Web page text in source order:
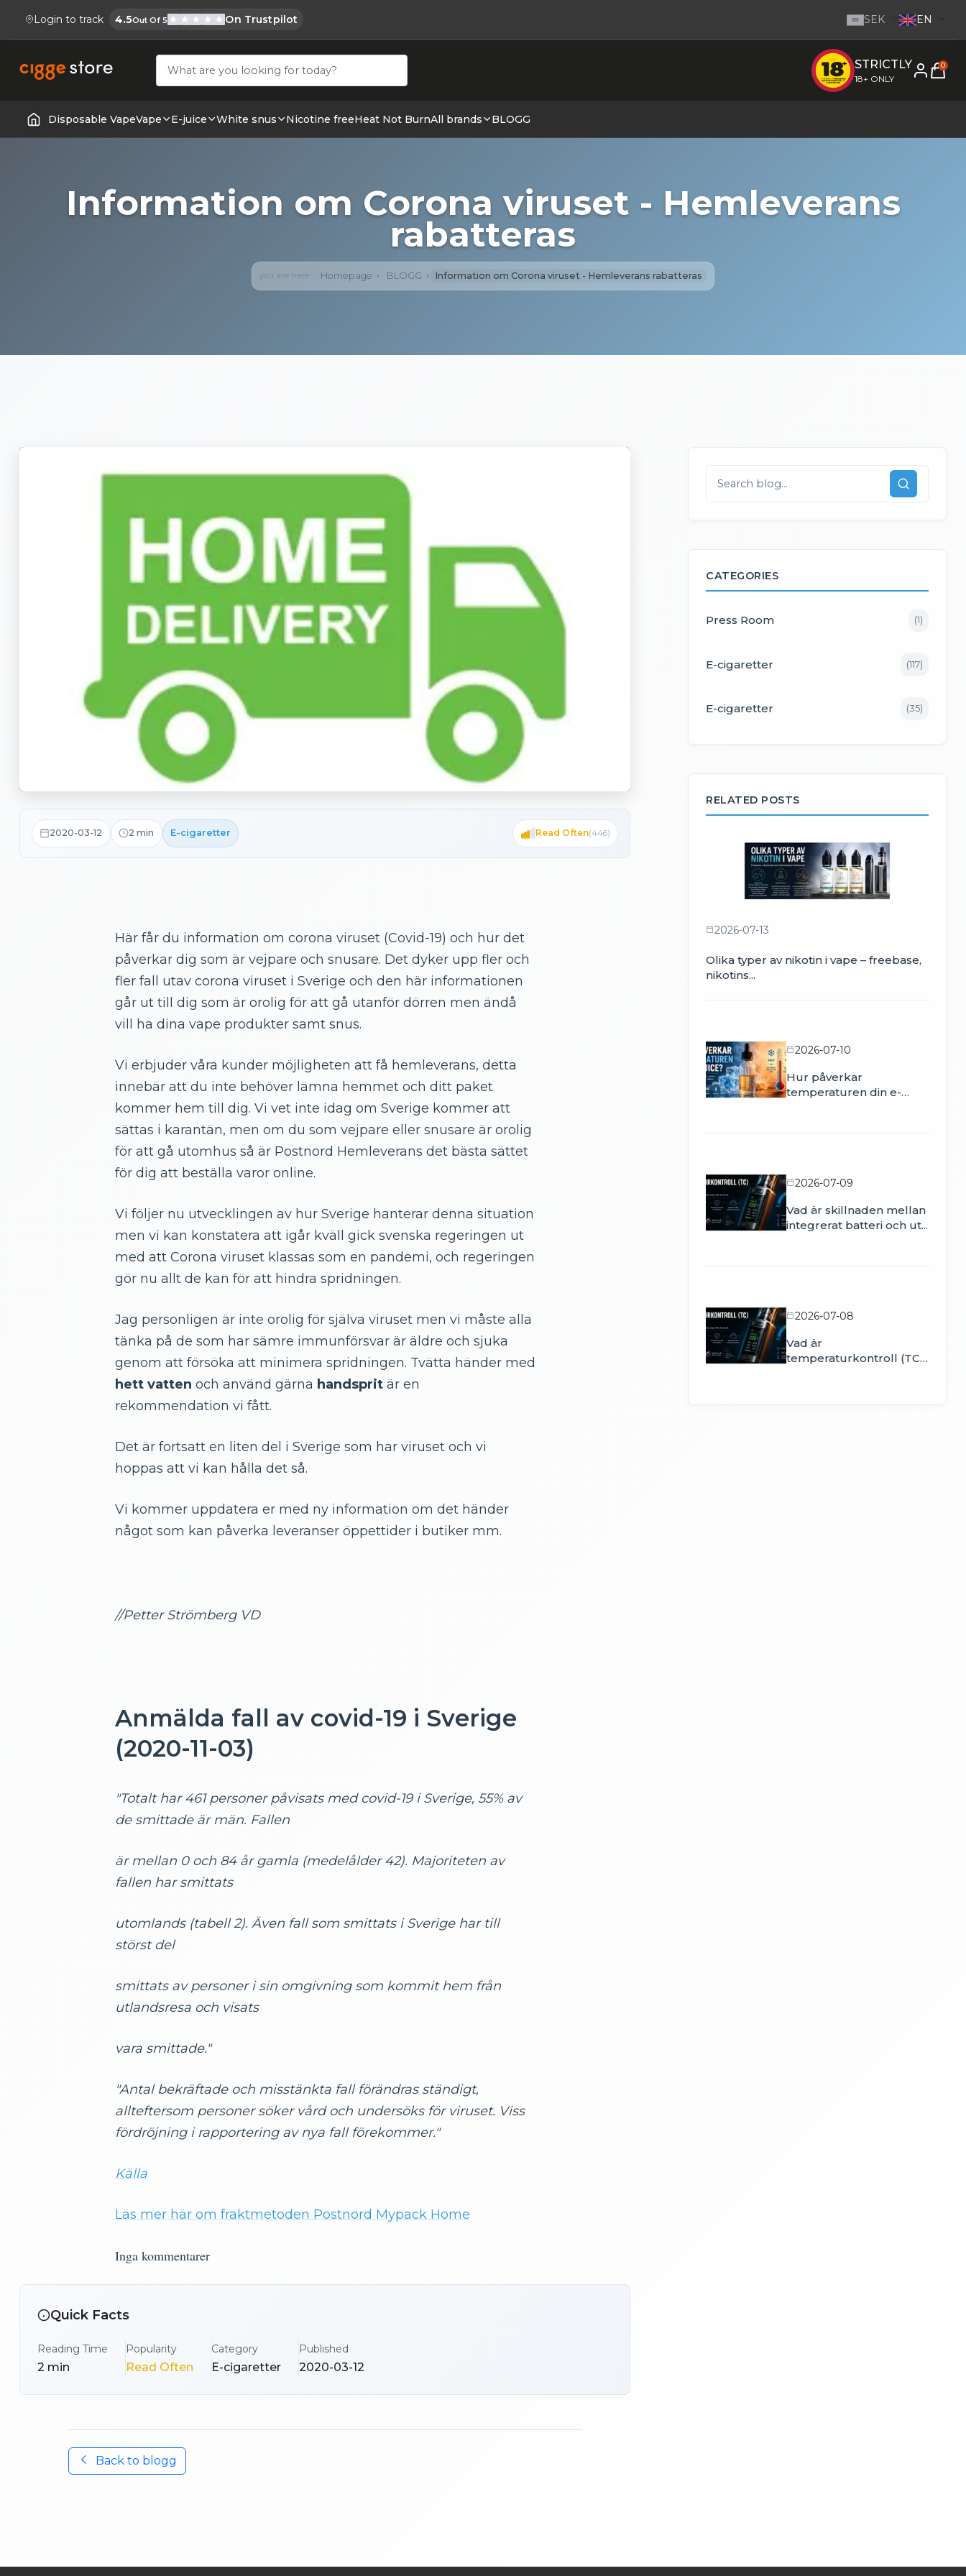
Login to track
Cigge.se Is Rated
4.5Out Of 5 On Trustpilot SEK SEK EN
Köp E-cigg, E-juice, Snus & Vape tillbehör hos cigge.se. Beställ idag och ha din E cigg & E juice inom 1-2 dagar. Go to homepage STRICTLY
18+ ONLY
0
Home | E-Cigarettes & Vapes
Disposable VapeVape E-juice White snus Nicotine freeHeat Not BurnAll brands BLOGG
Information om Corona viruset - Hemleverans
rabatteras
you are here Homepage BLOGG Information om Corona viruset - Hemleverans rabatteras
2020-03-12 2 min E-cigaretter Read Often(446)
Här får du information om corona viruset (Covid-19) och hur det
påverkar dig som är vejpare och snusare. Det dyker upp fler och
fler fall utav corona viruset i Sverige och den här informationen
går ut till dig som är orolig för att gå utanför dörren men ändå
vill ha dina vape produkter samt snus.
Vi erbjuder våra kunder möjligheten att få hemleverans, detta
innebär att du inte behöver lämna hemmet och ditt paket
kommer hem till dig. Vi vet inte idag om Sverige kommer att
sättas i karantän, men om du som vejpare eller snusare är orolig
för att gå utomhus så är Postnord Hemleverans det bästa sättet
för dig att beställa varor online.
Vi följer nu utvecklingen av hur Sverige hanterar denna situation
men vi kan konstatera att igår kväll gick svenska regeringen ut
med att Corona viruset klassas som en pandemi, och regeringen
gör nu allt de kan för att hindra spridningen.
Jag personligen är inte orolig för själva viruset men vi måste alla
tänka på de som har sämre immunförsvar är äldre och sjuka
genom att försöka att minimera spridningen. Tvätta händer med
hett vatten och använd gärna handspritär en
rekommendation vi fått.
Det är fortsatt en liten del i Sverige som har viruset och vi
hoppas att vi kan hålla det så.
Vi kommer uppdatera er med ny information om det händer
något som kan påverka leveranser öppettider i butiker mm.
//Petter Strömberg VD
Anmälda fall av covid-19 i Sverige
(2020-11-03)
"Totalt har 461 personer påvisats med covid-19 i Sverige, 55% av
de smittade är män. Fallen
är mellan 0 och 84 år gamla (medelålder 42). Majoriteten av
fallen har smittats
utomlands (tabell 2). Även fall som smittats i Sverige har till
störst del
smittats av personer i sin omgivning som kommit hem från
utlandsresa och visats
vara smittade."
"Antal bekräftade och misstänkta fall förändras ständigt,
allteftersom personer söker vård och undersöks för viruset. Viss
fördröjning i rapportering av nya fall förekommer."
Källa
Läs mer här om fraktmetoden Postnord Mypack Home
Inga kommentarer
Quick Facts
Reading Time
2 min
Popularity
Read Often
Category
E-cigaretter
Published
2020-03-12
Back to blogg
CATEGORIES
Press Room (1)
E-cigaretter (117)
E-cigaretter (35)
RELATED POSTS
2026-07-13
Olika typer av nikotin i vape – freebase,
nikotins...
2026-07-10
Hur påverkar
temperaturen din e-
2026-07-09
Vad är skillnaden mellan
integrerat batteri och ut...
2026-07-08
Vad är
temperaturkontroll (TC)